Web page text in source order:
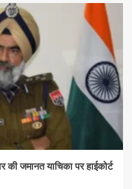
जमानत याचिका पर हाईकोर्ट